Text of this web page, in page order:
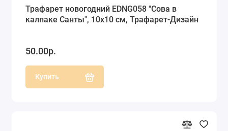
Трафарет новогодний EDNG058 "Сова в
калпаке Санты", 10х10 см, Трафарет-Дизайн
50.00р.
Купить